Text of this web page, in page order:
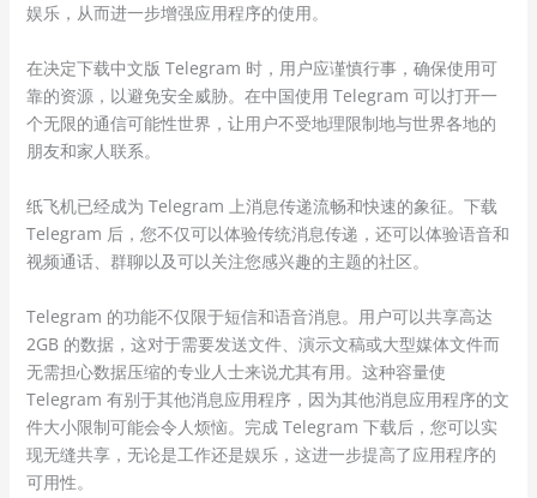
娱乐，从而进一步增强应用程序的使用。
在决定下载中文版 Telegram 时，用户应谨慎行事，确保使用可
靠的资源，以避免安全威胁。在中国使用 Telegram 可以打开一
个无限的通信可能性世界，让用户不受地理限制地与世界各地的
朋友和家人联系。
纸飞机已经成为 Telegram 上消息传递流畅和快速的象征。下载
Telegram 后，您不仅可以体验传统消息传递，还可以体验语音和
视频通话、群聊以及可以关注您感兴趣的主题的社区。
Telegram 的功能不仅限于短信和语音消息。用户可以共享高达
2GB 的数据，这对于需要发送文件、演示文稿或大型媒体文件而
无需担心数据压缩的专业人士来说尤其有用。这种容量使
Telegram 有别于其他消息应用程序，因为其他消息应用程序的文
件大小限制可能会令人烦恼。完成 Telegram 下载后，您可以实
现无缝共享，无论是工作还是娱乐，这进一步提高了应用程序的
可用性。